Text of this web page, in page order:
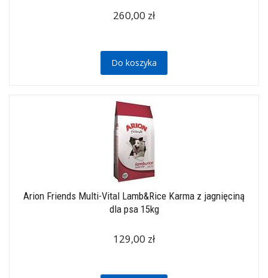
260,00 zł
Do koszyka
Arion Friends Multi-Vital Lamb&Rice Karma z jagnięciną
dla psa 15kg
129,00 zł